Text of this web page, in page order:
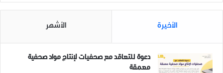
الأخيرة الأشهر
دعوة للتعاقد مع صحفيات لإنتاج مواد صحفية
معمقة